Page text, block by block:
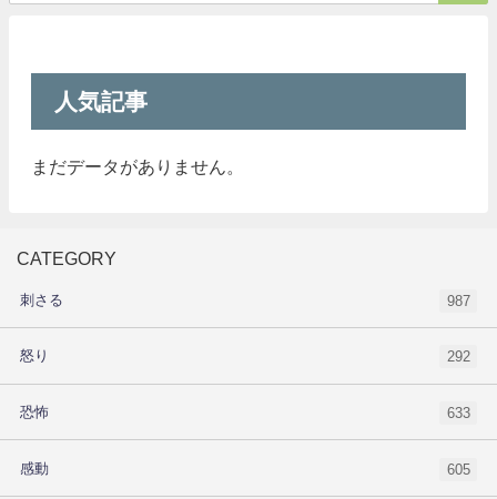
人気記事
まだデータがありません。
CATEGORY
刺さる 987
怒り 292
恐怖 633
感動 605